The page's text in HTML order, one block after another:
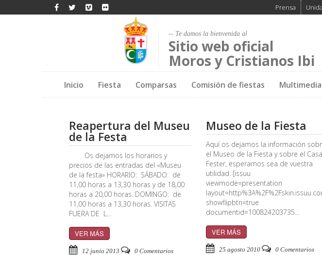
Prensa
-- Te damos la bienvenida al
Sitio web oficial
Moros y Cristianos Ibi
Inicio Fiesta Comparsas Comisión de fiestas Multimedia
Reapertura del Museu
de la Festa
Os dejamos los horarios y
precios de las entradas del «Museu
de la festa» HORARIO: SÁBADO: de
11,00 horas a 13,30 horas y de 18,00
horas a 20,00 horas. DOMINGO: de
11,00 horas a 13,30 horas. VISITAS
FUERA DE L...
VER MÁS
12 junio 2013 0 Comentarios
Museo de la Fiesta
Aquí os dejamos la información
el Museo de la Fiesta y sobre el
Fester, esperamos sea de vuestra
utilidad. [issuu
viewmode=presentation
showflipbtn=true
documentid=100824203735...
VER MÁS
25 agosto 2010 0 Comentarios